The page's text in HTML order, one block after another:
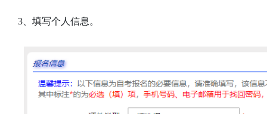
3、填写个人信息。